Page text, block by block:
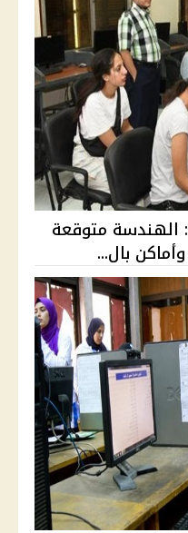
تنسيق علمي رياضة 2026: الهندسة متوقعة